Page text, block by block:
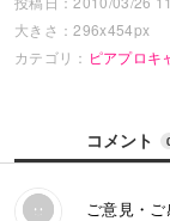
大きさ：296x454px
カテゴリ： ピアプロキ
コメント
ご意見・ご